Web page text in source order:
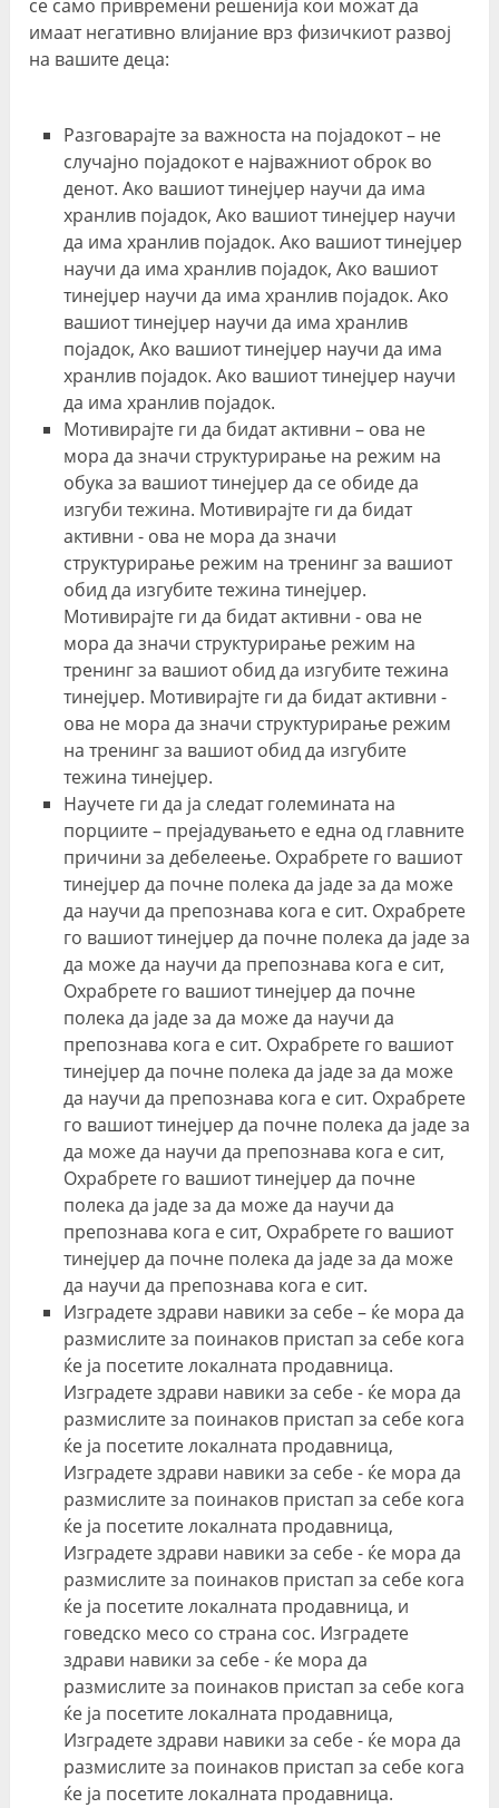
се само привремени решенија кои можат да
имаат негативно влијание врз физичкиот развој
на вашите деца:
Разговарајте за важноста на појадокот – не
случајно појадокот е најважниот оброк во
денот. Ако вашиот тинејџер научи да има
хранлив појадок, Ако вашиот тинејџер научи
да има хранлив појадок. Ако вашиот тинејџер
научи да има хранлив појадок, Ако вашиот
тинејџер научи да има хранлив појадок. Ако
вашиот тинејџер научи да има хранлив
појадок, Ако вашиот тинејџер научи да има
хранлив појадок. Ако вашиот тинејџер научи
да има хранлив појадок.
Мотивирајте ги да бидат активни – ова не
мора да значи структурирање на режим на
обука за вашиот тинејџер да се обиде да
изгуби тежина. Мотивирајте ги да бидат
активни - ова не мора да значи
структурирање режим на тренинг за вашиот
обид да изгубите тежина тинејџер.
Мотивирајте ги да бидат активни - ова не
мора да значи структурирање режим на
тренинг за вашиот обид да изгубите тежина
тинејџер. Мотивирајте ги да бидат активни -
ова не мора да значи структурирање режим
на тренинг за вашиот обид да изгубите
тежина тинејџер.
Научете ги да ја следат големината на
порциите – прејадувањето е една од главните
причини за дебелеење. Охрабрете го вашиот
тинејџер да почне полека да јаде за да може
да научи да препознава кога е сит. Охрабрете
го вашиот тинејџер да почне полека да јаде за
да може да научи да препознава кога е сит,
Охрабрете го вашиот тинејџер да почне
полека да јаде за да може да научи да
препознава кога е сит. Охрабрете го вашиот
тинејџер да почне полека да јаде за да може
да научи да препознава кога е сит. Охрабрете
го вашиот тинејџер да почне полека да јаде за
да може да научи да препознава кога е сит,
Охрабрете го вашиот тинејџер да почне
полека да јаде за да може да научи да
препознава кога е сит, Охрабрете го вашиот
тинејџер да почне полека да јаде за да може
да научи да препознава кога е сит.
Изградете здрави навики за себе – ќе мора да
размислите за поинаков пристап за себе кога
ќе ја посетите локалната продавница.
Изградете здрави навики за себе - ќе мора да
размислите за поинаков пристап за себе кога
ќе ја посетите локалната продавница,
Изградете здрави навики за себе - ќе мора да
размислите за поинаков пристап за себе кога
ќе ја посетите локалната продавница,
Изградете здрави навики за себе - ќе мора да
размислите за поинаков пристап за себе кога
ќе ја посетите локалната продавница, и
говедско месо со страна сос. Изградете
здрави навики за себе - ќе мора да
размислите за поинаков пристап за себе кога
ќе ја посетите локалната продавница,
Изградете здрави навики за себе - ќе мора да
размислите за поинаков пристап за себе кога
ќе ја посетите локалната продавница.